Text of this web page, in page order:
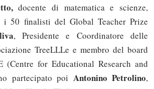
docente di matematica e scienze,
50 finalisti del Global Teacher Prize
, Presidente e Coordinatore delle
TreeLLLe e membro del board
(Centre for Educational Research and
partecipato poi Antonino Petrolino,